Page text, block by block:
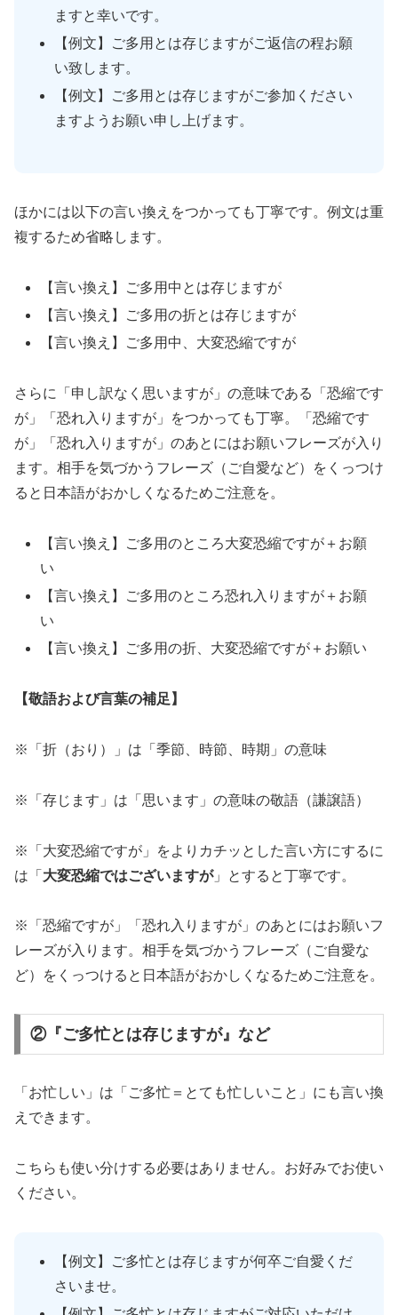
ますと幸いです。
【例文】ご多用とは存じますがご返信の程お願
い致します。
【例文】ご多用とは存じますがご参加ください
ますようお願い申し上げます。
ほかには以下の言い換えをつかっても丁寧です。例文は重
複するため省略します。
【言い換え】ご多用中とは存じますが
【言い換え】ご多用の折とは存じますが
【言い換え】ご多用中、大変恐縮ですが
さらに「申し訳なく思いますが」の意味である「恐縮です
が」「恐れ入りますが」をつかっても丁寧。「恐縮です
が」「恐れ入りますが」のあとにはお願いフレーズが入り
ます。相手を気づかうフレーズ（ご自愛など）をくっつけ
ると日本語がおかしくなるためご注意を。
【言い換え】ご多用のところ大変恐縮ですが＋お願
い
【言い換え】ご多用のところ恐れ入りますが＋お願
い
【言い換え】ご多用の折、大変恐縮ですが＋お願い
【敬語および言葉の補足】
※「折（おり）」は「季節、時節、時期」の意味
※「存じます」は「思います」の意味の敬語（謙譲語）
※「大変恐縮ですが」をよりカチッとした言い方にするに
は「 大変恐縮ではございますが」とすると丁寧です。
※「恐縮ですが」「恐れ入りますが」のあとにはお願いフ
レーズが入ります。相手を気づかうフレーズ（ご自愛な
ど）をくっつけると日本語がおかしくなるためご注意を。
②『ご多忙とは存じますが』など
「お忙しい」は「ご多忙＝とても忙しいこと」にも言い換
えできます。
こちらも使い分けする必要はありません。お好みでお使い
ください。
【例文】ご多忙とは存じますが何卒ご自愛くだ
さいませ。